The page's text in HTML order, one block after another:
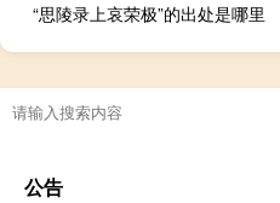
“思陵录上哀荣极”的出处是哪里
公告